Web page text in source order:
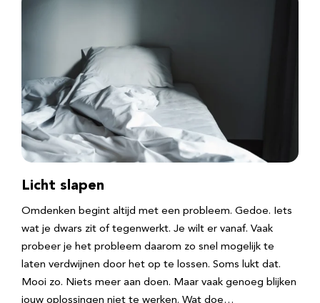
Licht slapen
Omdenken begint altijd met een probleem. Gedoe. Iets
wat je dwars zit of tegenwerkt. Je wilt er vanaf. Vaak
probeer je het probleem daarom zo snel mogelijk te
laten verdwijnen door het op te lossen. Soms lukt dat.
Mooi zo. Niets meer aan doen. Maar vaak genoeg blijken
jouw oplossingen niet te werken. Wat doe…